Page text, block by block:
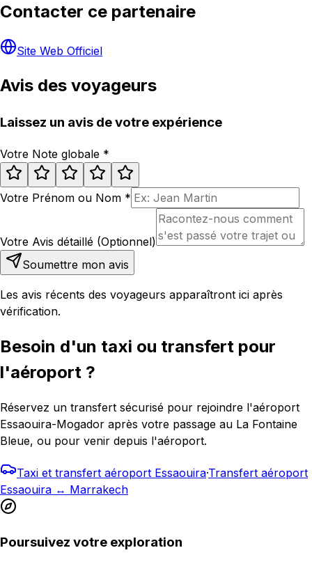
Contacter ce partenaire
Site Web Officiel
Avis des voyageurs
Laissez un avis de votre expérience
Votre Note globale *
Votre Prénom ou Nom *
Votre Avis détaillé (Optionnel)
Soumettre mon avis
Les avis récents des voyageurs apparaîtront ici après
vérification.
Besoin d'un taxi ou transfert pour
l'aéroport ?
Réservez un transfert sécurisé pour rejoindre l'aéroport
Essaouira-Mogador après votre passage au La Fontaine
Bleue, ou pour venir depuis l'aéroport.
Taxi et transfert aéroport Essaouira·Transfert aéroport
Essaouira ↔ Marrakech
Poursuivez votre exploration